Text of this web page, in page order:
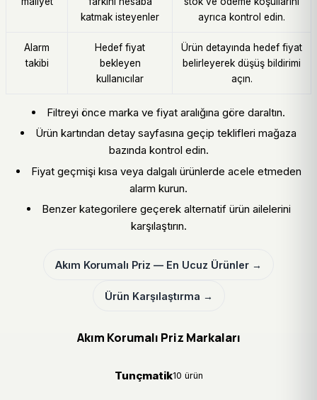
katmak isteyenler
ayrıca kontrol edin.
Alarm
takibi
Hedef fiyat
bekleyen
kullanıcılar
Ürün detayında hedef fiyat
belirleyerek düşüş bildirimi
açın.
Filtreyi önce marka ve fiyat aralığına göre daraltın.
Ürün kartından detay sayfasına geçip teklifleri mağaza
bazında kontrol edin.
Fiyat geçmişi kısa veya dalgalı ürünlerde acele etmeden
alarm kurun.
Benzer kategorilere geçerek alternatif ürün ailelerini
karşılaştırın.
Akım Korumalı Priz — En Ucuz Ürünler →
Ürün Karşılaştırma →
Akım Korumalı Priz Markaları
Tunçmatik10 ürün